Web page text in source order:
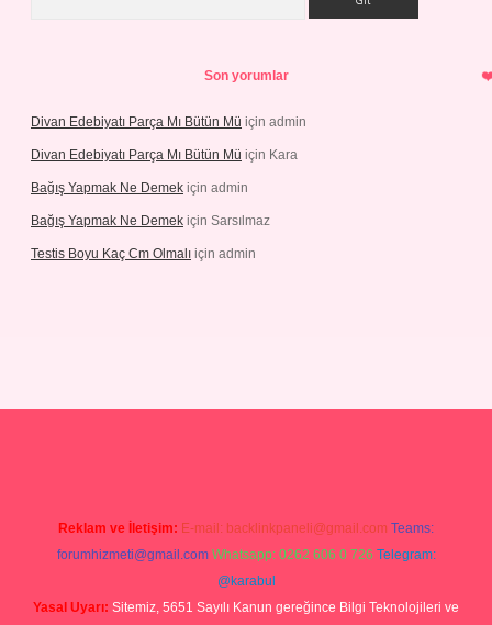
Son yorumlar
Divan Edebiyatı Parça Mı Bütün Mü için admin
Divan Edebiyatı Parça Mı Bütün Mü için Kara
Bağış Yapmak Ne Demek için admin
Bağış Yapmak Ne Demek için Sarsılmaz
Testis Boyu Kaç Cm Olmalı için admin
Reklam ve İletişim: E-mail: backlinkpaneli@gmail.com Teams:
forumhizmeti@gmail.com Whatsapp: 0262 606 0 726 Telegram:
@karabul
Yasal Uyarı: Sitemiz, 5651 Sayılı Kanun gereğince Bilgi Teknolojileri ve